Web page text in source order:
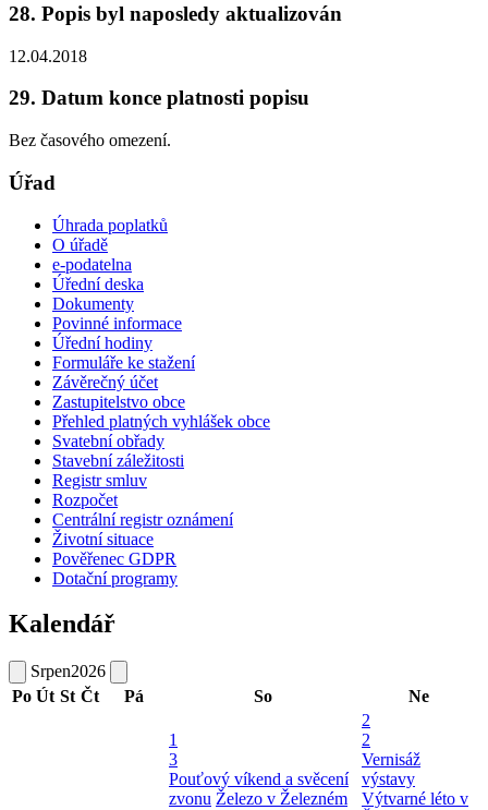
28. Popis byl naposledy aktualizován
12.04.2018
29. Datum konce platnosti popisu
Bez časového omezení.
Úřad
Úhrada poplatků
O úřadě
e-podatelna
Úřední deska
Dokumenty
Povinné informace
Úřední hodiny
Formuláře ke stažení
Závěrečný účet
Zastupitelstvo obce
Přehled platných vyhlášek obce
Svatební obřady
Stavební záležitosti
Registr smluv
Rozpočet
Centrální registr oznámení
Životní situace
Pověřenec GDPR
Dotační programy
Kalendář
Srpen2026
Po Út St Čt Pá So Ne
1
3
Pouťový víkend a svěcení
zvonu Železo v Železném
2
2
Vernisáž
výstavy
Výtvarné léto v